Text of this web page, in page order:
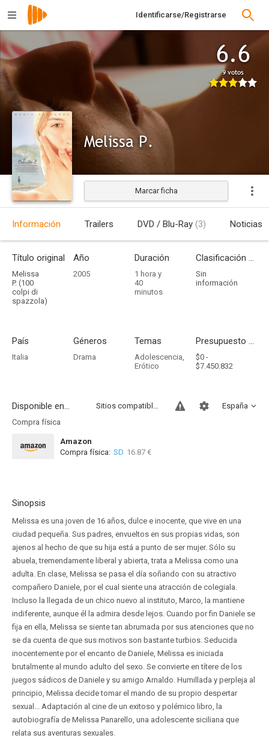
Identificarse/Registrarse
6.6
9 votos
Melissa P.
Estrenada
Marcar ficha
Información Trailers DVD / Blu-Ray (3) Noticias
Título original
Melissa
P. (100
colpi di
spazzola)
Año
2005
Duración
1 hora y
40
minutos
Clasificación por edades
Sin
información
País
Italia
Géneros
Drama
Temas
Adolescencia,
Erótico
Presupuesto - Ingresos
$0 -
$7.450.832
Disponible en... España
Sitios compatibles
Compra física
Amazon
Compra física: SD 16.87 €
Sinopsis
Melissa es una joven de 16 años, dulce e inocente, que vive en una
ciudad pequeña. Sus padres, envueltos en sus propias vidas, son
ajenos al hecho de que su hija está a punto de ser mujer. Sólo su
abuela, tremendamente liberal y abierta, trata a Melissa como una
adulta. En clase, Melissa se pasa el día soñando con su atractivo
compañero Daniele, por el cual siente una atracción de colegiala.
Incluso la llegada de un chico nuevo al instituto, Marco, la mantiene
indiferente, aunque él la admira desde lejos. Cuando por fin Daniele se
fija en ella, Melissa se siente tan abrumada por sus atenciones que no
se da cuenta de que sus motivos son bastante turbios. Seducida
inocentemente por el encanto de Daniele, Melissa es iniciada
brutalmente al mundo adulto del sexo. Se convierte en títere de los
juegos sádicos de Daniele y su amigo Arnaldo. Humillada y perpleja al
principio, Melissa decide tomar el mando de su propio despertar
sexual... Adaptación al cine de un exitoso y polémico libro, la
autobiografía de Melissa Panarello, una adolescente siciliana que
relata sus aventuras sexuales.